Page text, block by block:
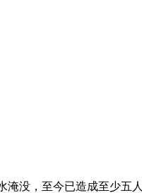
没，至今已造成至少五